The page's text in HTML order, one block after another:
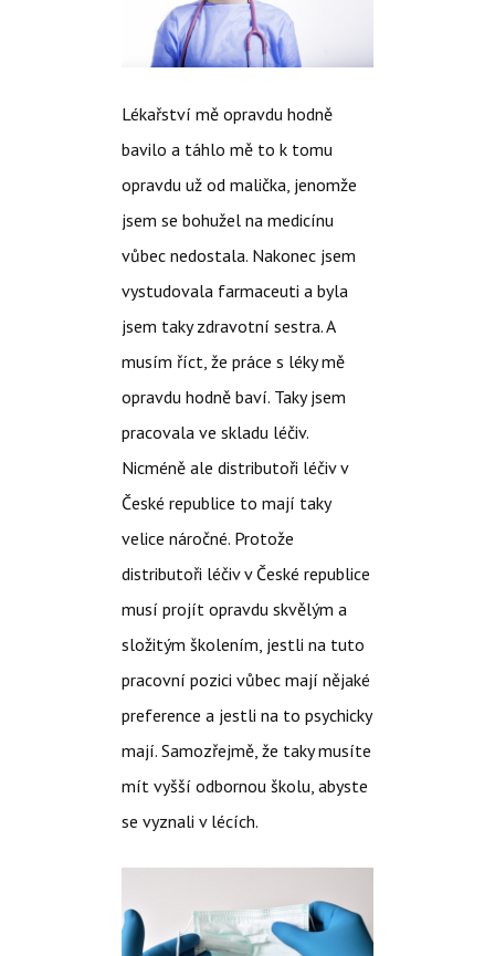
Lékařství mě opravdu hodně
bavilo a táhlo mě to k tomu
opravdu už od malička, jenomže
jsem se bohužel na medicínu
vůbec nedostala. Nakonec jsem
vystudovala farmaceuti a byla
jsem taky zdravotní sestra. A
musím říct, že práce s léky mě
opravdu hodně baví. Taky jsem
pracovala ve skladu léčiv.
Nicméně ale distributoři léčiv v
České republice to mají taky
velice náročné. Protože
distributoři léčiv v České republice
musí projít opravdu skvělým a
složitým školením, jestli na tuto
pracovní pozici vůbec mají nějaké
preference a jestli na to psychicky
mají. Samozřejmě, že taky musíte
mít vyšší odbornou školu, abyste
se vyznali v lécích.